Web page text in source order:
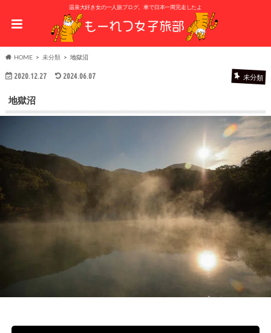
温泉大好き女の一人旅ブログ。車で日本一周完走したよ
HOME 未分類 地獄沼
2020.12.27 2024.06.07 未分類
地獄沼